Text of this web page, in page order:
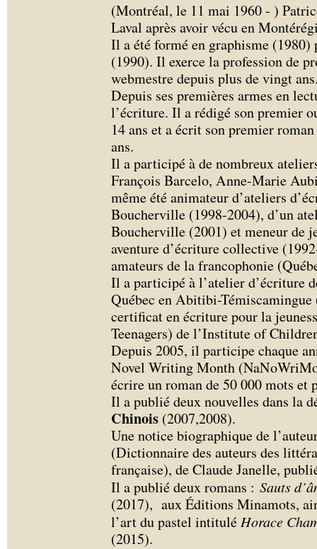
(Montréal, le 11 mai 1960 - )
Laval après avoir vécu en
Il a été formé en graphisme
(1990). Il exerce la profession de
webmestre depuis plus de vingt
Depuis ses premières armes en
l’écriture. Il a rédigé son premier
14 ans et a écrit son premier
ans.
Il a participé à de nombreux
François Barcelo, Anne-Marie
même été animateur d’ateliers
Boucherville (1998-2004), d’un
Boucherville (2001) et meneur de
aventure d’écriture collective
amateurs de la francophonie
Il a participé à l’atelier d’écriture
Québec en Abitibi-
certificat en écriture pour la
Teenagers) de l’Institute of
Depuis 2005, il participe chaque
Novel Writing Month
écrire un roman de 50 000 mots et
Il a publié deux nouvelles dans la
Chinois (2007,2008).
Une notice biographique de
(Dictionnaire des auteurs des
française), de Claude Janelle,
Il a publié deux romans : Sauts
(2017), aux Éditions Minamots,
l’art du pastel intitulé Horace
(2015).